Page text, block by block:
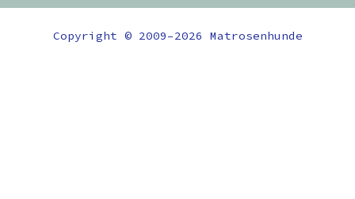
Copyright © 2009–2026 Matrosenhunde